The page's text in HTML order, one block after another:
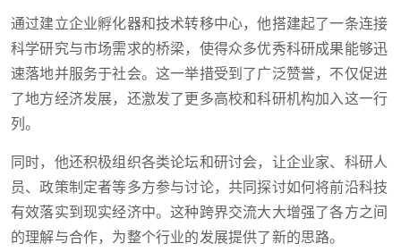
通过建立企业孵化器和技术转移中心，他搭建起了一条连接
科学研究与市场需求的桥梁，使得众多优秀科研成果能够迅
速落地并服务于社会。这一举措受到了广泛赞誉，不仅促进
了地方经济发展，还激发了更多高校和科研机构加入这一行
列。
同时，他还积极组织各类论坛和研讨会，让企业家、科研人
员、政策制定者等多方参与讨论，共同探讨如何将前沿科技
有效落实到现实经济中。这种跨界交流大大增强了各方之间
的理解与合作，为整个行业的发展提供了新的思路。